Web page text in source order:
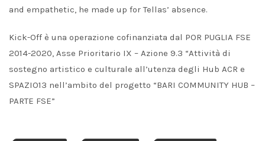
and empathetic, he made up for Tellas’ absence.
Kick-Off è una operazione cofinanziata dal POR PUGLIA FSE
2014-2020, Asse Prioritario IX – Azione 9.3 “Attività di
sostegno artistico e culturale all’utenza degli Hub ACR e
SPAZIO13 nell’ambito del progetto “BARI COMMUNITY HUB –
PARTE FSE”